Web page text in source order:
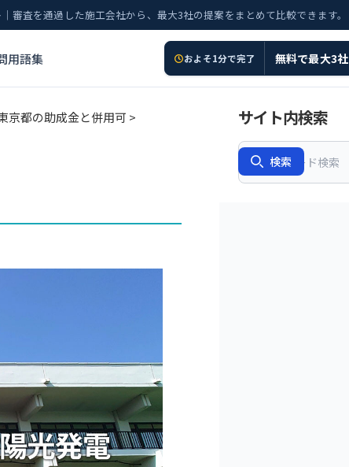
査を通過した施工会社から、最大3社の提案をまとめて比較できます。
用語集 およそ1分で完了 無料で最大3
京都の助成金と併用可 >
サイト内検索
Search
検索